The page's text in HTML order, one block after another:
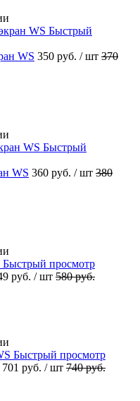
Быстрый
WS 350 руб. / шт 370
Быстрый
WS 360 руб. / шт 380
Быстрый просмотр
руб. / шт 580 руб.
Быстрый просмотр
701 руб. / шт 740 руб.